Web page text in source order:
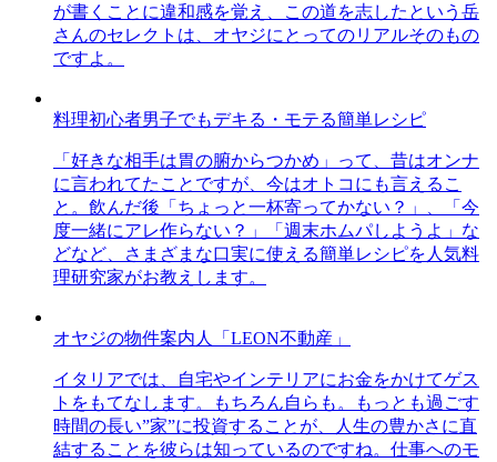
が書くことに違和感を覚え、この道を志したという岳
さんのセレクトは、オヤジにとってのリアルそのもの
ですよ。
料理初心者男子でもデキる・モテる簡単レシピ
「好きな相手は胃の腑からつかめ」って、昔はオンナ
に言われてたことですが、今はオトコにも言えるこ
と。飲んだ後「ちょっと一杯寄ってかない？」、「今
度一緒にアレ作らない？」「週末ホムパしようよ」な
どなど、さまざまな口実に使える簡単レシピを人気料
理研究家がお教えします。
オヤジの物件案内人「LEON不動産」
イタリアでは、自宅やインテリアにお金をかけてゲス
トをもてなします。もちろん自らも。もっとも過ごす
時間の長い”家”に投資することが、人生の豊かさに直
結することを彼らは知っているのですね。仕事へのモ